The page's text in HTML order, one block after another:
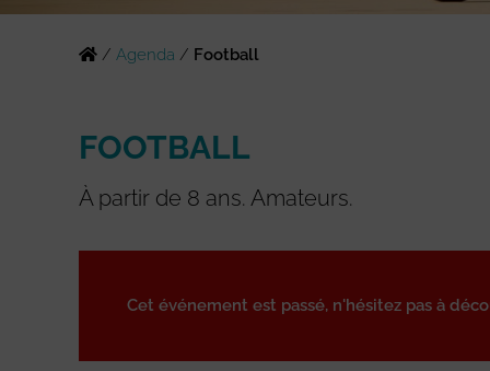
/ Agenda / Football
FOOTBALL
À partir de 8 ans. Amateurs.
Cet événement est passé, n'hésitez pas à